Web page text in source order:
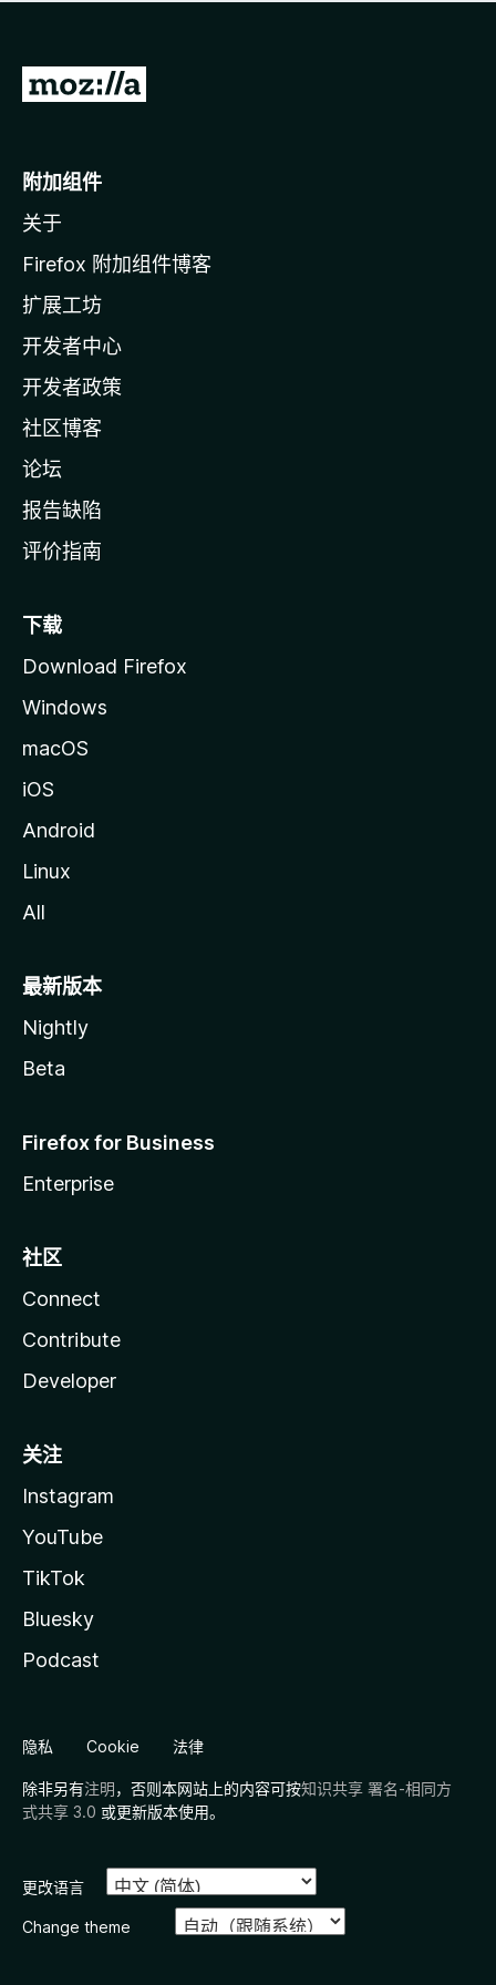
无
转
o
i
l
a
主
页
附加组件
关于
Firefox 附加组件博客
扩展工坊
开发者中心
开发者政策
社区博客
论坛
报告缺陷
评价指南
下载
Download Firefox
Windows
macOS
iOS
Android
Linux
All
最新版本
Nightly
Beta
Firefox for Business
Enterprise
社区
Connect
Contribute
Developer
关注
Instagram
YouTube
TikTok
Bluesky
Podcast
隐私 Cookie 法律
除非另有注明，否则本网站上的内容可按知识共享 署名-相同方
式共享 3.0 或更新版本使用。
更改语言
Change theme